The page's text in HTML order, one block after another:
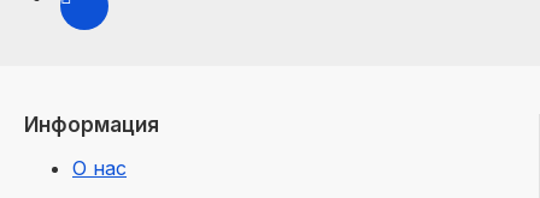
Информация
О нас